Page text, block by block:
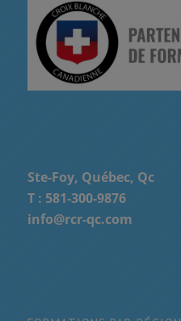
Ste-Foy, Québec, Qc
T : 581-300-9876
info@rcr-qc.com